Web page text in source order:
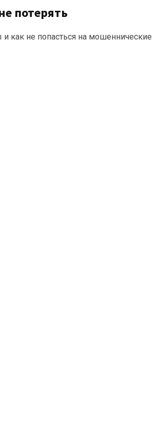
потерять
как не попасться на мошеннические